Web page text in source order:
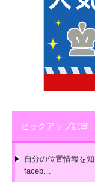
ピックアップ記事
自分の位置情報を
faceb…